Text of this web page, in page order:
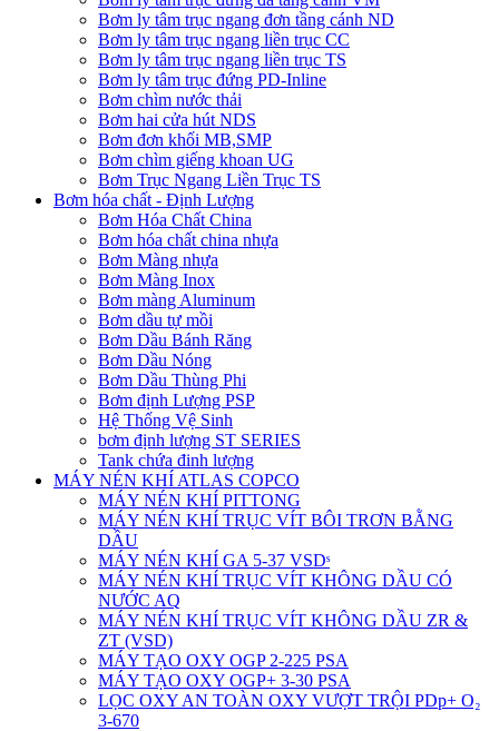
Bơm ly tâm trục ngang đơn tầng cánh ND
Bơm ly tâm trục ngang liền trục CC
Bơm ly tâm trục ngang liền trục TS
Bơm ly tâm trục đứng PD-Inline
Bơm chìm nước thải
Bơm hai cửa hút NDS
Bơm đơn khối MB,SMP
Bơm chìm giếng khoan UG
Bơm Trục Ngang Liền Trục TS
Bơm hóa chất - Định Lượng
Bơm Hóa Chất China
Bơm hóa chất china nhựa
Bơm Màng nhựa
Bơm Màng Inox
Bơm màng Aluminum
Bơm dầu tự mồi
Bơm Dầu Bánh Răng
Bơm Dầu Nóng
Bơm Dầu Thùng Phi
Bơm định Lượng PSP
Hệ Thống Vệ Sinh
bơm định lượng ST SERIES
Tank chứa đinh lượng
MÁY NÉN KHÍ ATLAS COPCO
MÁY NÉN KHÍ PITTONG
MÁY NÉN KHÍ TRỤC VÍT BÔI TRƠN BẰNG
DẦU
MÁY NÉN KHÍ GA 5-37 VSDˢ
MÁY NÉN KHÍ TRỤC VÍT KHÔNG DẦU CÓ
NƯỚC AQ
MÁY NÉN KHÍ TRỤC VÍT KHÔNG DẦU ZR &
ZT (VSD)
MÁY TẠO OXY OGP 2-225 PSA
MÁY TẠO OXY OGP+ 3-30 PSA
LỌC OXY AN TOÀN OXY VƯỢT TRỘI PDp+ O₂
3-670